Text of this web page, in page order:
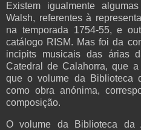
Existem igualmente
Walsh, referentes à
na temporada 1754-55, e
catálogo RISM. Mas foi da
incipits musicais das árias
Catedral de Calahorra, que
que o volume da Biblioteca
como obra anónima,
composição.
O volume da Biblioteca da